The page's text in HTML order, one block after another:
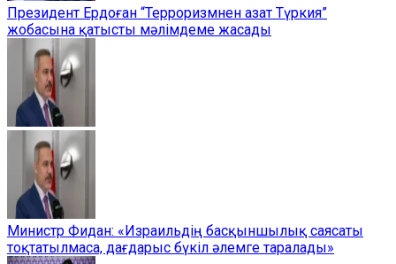
Президент Ердоған “Терроризмнен азат Түркия”
жобасына қатысты мәлімдеме жасады
Министр Фидан: «Израильдің басқыншылық саясаты
тоқтатылмаса, дағдарыс бүкіл әлемге таралады»